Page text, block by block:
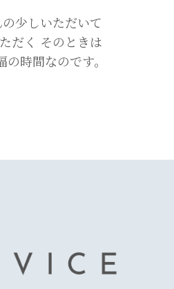
少しいただいて
だく そのときは
の時間なのです。